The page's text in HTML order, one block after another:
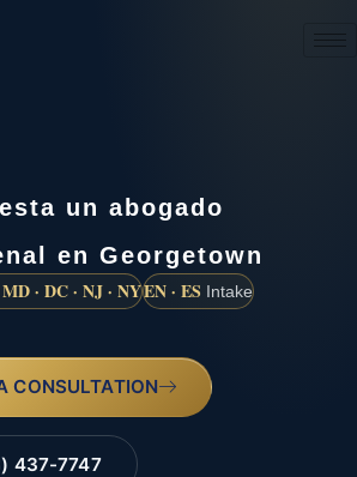
un abogado
en Georgetown
· DC · NJ · NYEN · ES Intake
CONSULTATION
437-7747